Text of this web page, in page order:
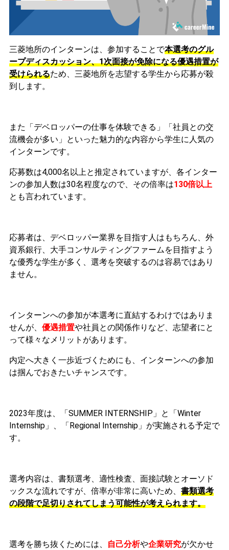
三菱地所のインターンは、 参加することで本選考のグル
ープディスカッション、1次面接が免除になる優遇措置が
受けられるため、三菱地所を志望する学生から応募が殺
到します。
また「デベロッパーの仕事を体験できる」「社員との交
流機会が多い」といった魅力的な内容から学生に人気の
インターンです。
応募数は4,000名以上と推定されていますが、各インター
ンの参加人数は30名程度なので、その倍率は130倍以上
とも言われています。
応募者は、デベロッパー業界を目指す人はもちろん、外
資系銀行、大手コンサルティングファームを目指すよう
な優秀な学生が多く、選考を突破するのは容易ではあり
ません。
インターンへの参加が本選考に直結するわけではありま
せんが、 優遇措置や社員との関係作りなど、志望者にと
って様々なメリットがあります。
内定へ大きく一歩近づくためにも、インターンへの参加
は掴んでおきたいチャンスです。
2023年度は、「SUMMER INTERNSHIP」と「Winter
Internship」、「Regional Internship」が実施される予定で
す。
選考内容は、書類選考、適性検査、面接試験とオーソド
ックスな流れですが、倍率が非常に高いため、 書類選考
の段階で足切りされてしまう可能性が考えられます。
選考を勝ち抜くためには、 自己分析や企業研究が欠かせ